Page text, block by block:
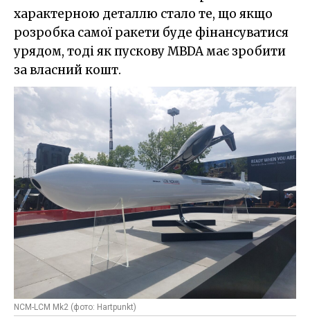
характерною деталлю стало те, що якщо
розробка самої ракети буде фінансуватися
урядом, тоді як пускову MBDA має зробити
за власний кошт.
NCM-LCM Mk2 (фото: Hartpunkt)